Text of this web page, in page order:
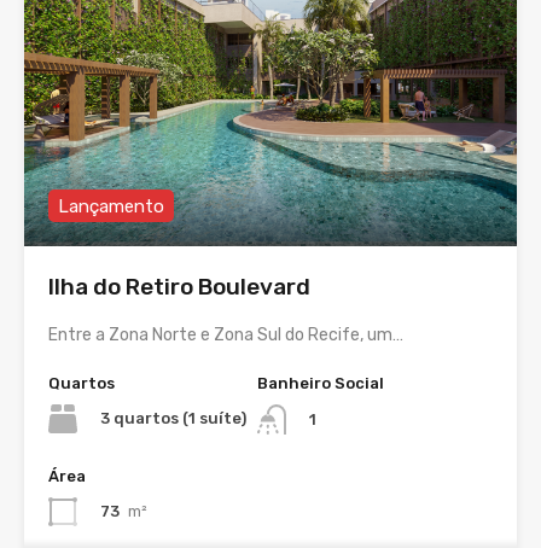
Lançamento
Ilha do Retiro Boulevard
Entre a Zona Norte e Zona Sul do Recife, um…
Quartos
3 quartos (1 suíte)
Banheiro Social
1
Área
73 m²